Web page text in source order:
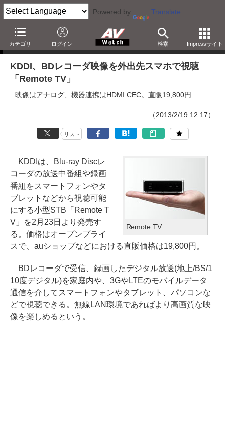
Powered by Translate
カテゴリ ログイン 検索 Impressサイト
ニュース
KDDI、BDレコーダ映像を外出先スマホで視聴
「Remote TV」
映像はアナログ、機器連携はHDMI CEC。直販19,800円
（2013/2/19 12:17）
リスト
Remote TV
KDDIは、Blu-ray Discレ
コーダの放送中番組や録画
番組をスマートフォンやタ
ブレットなどから視聴可能
にする小型STB「Remote T
V」を2月23日より発売す
る。価格はオープンプライ
スで、auショップなどにおける直販価格は19,800円。
BDレコーダで受信、録画したデジタル放送(地上/BS/1
10度デジタル)を家庭内や、3GやLTEのモバイルデータ
通信を介してスマートフォンやタブレット、パソコンな
どで視聴できる。無線LAN環境であればより高画質な映
像を楽しめるという。